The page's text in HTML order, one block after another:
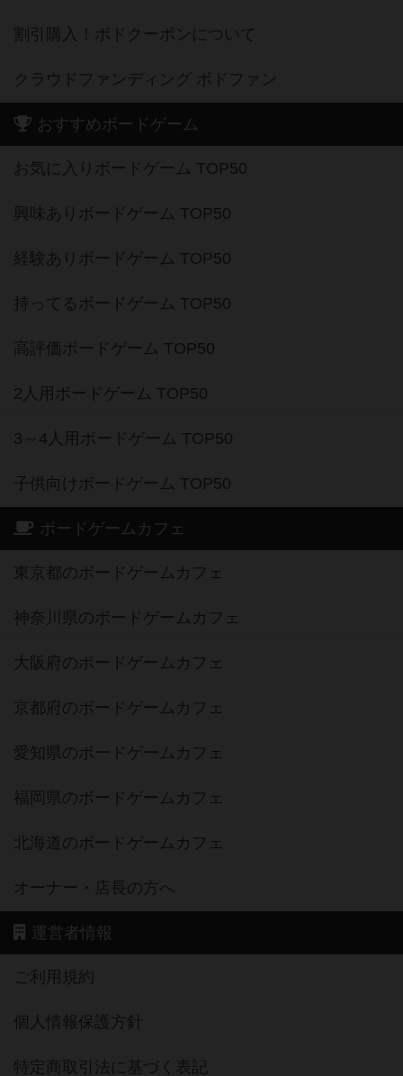
割引購入！ボドクーポンについて
クラウドファンディング ボドファン
おすすめボードゲーム
お気に入りボードゲーム TOP50
興味ありボードゲーム TOP50
経験ありボードゲーム TOP50
持ってるボードゲーム TOP50
高評価ボードゲーム TOP50
2人用ボードゲーム TOP50
3～4人用ボードゲーム TOP50
子供向けボードゲーム TOP50
ボードゲームカフェ
東京都のボードゲームカフェ
神奈川県のボードゲームカフェ
大阪府のボードゲームカフェ
京都府のボードゲームカフェ
愛知県のボードゲームカフェ
福岡県のボードゲームカフェ
北海道のボードゲームカフェ
オーナー・店長の方へ
運営者情報
ご利用規約
個人情報保護方針
特定商取引法に基づく表記